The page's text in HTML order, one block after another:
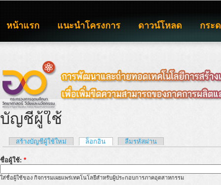
หน้าแรก แนะนำโครงการ ดาวน์โหลด กระ
บัญชีผู้ใช้
สร้างบัญชีผู้ใช้ใหม่ ล็อกอิน ลืมรหัสผ่าน
ชื่อผู้ใช้: *
ใส่ชื่อผู้ใช้ของ กิจกรรมเผยแพร่เทคโนโลยีสำหรับผู้ประกอบการภาคอุตสาหกรรม